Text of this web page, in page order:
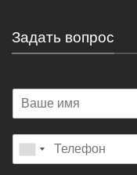
Задать вопрос